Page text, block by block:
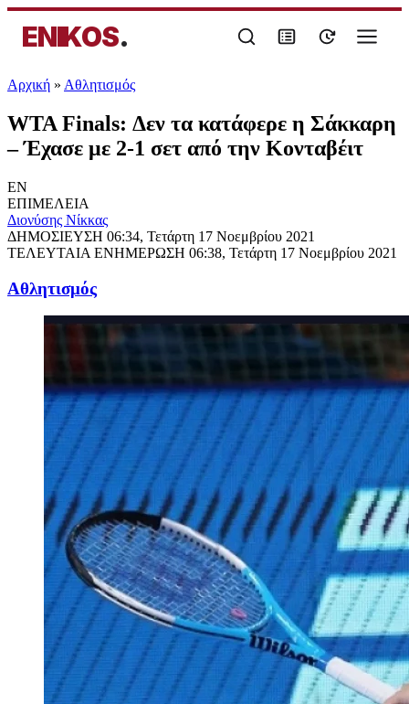
ENIKOS.
Αρχική » Αθλητισμός
WTA Finals: Δεν τα κατάφερε η Σάκκαρη
– Έχασε με 2-1 σετ από την Κονταβέιτ
EN
ΕΠΙΜΕΛΕΙΑ
Διονύσης Νίκκας
ΔΗΜΟΣΙΕΥΣΗ 06:34, Τετάρτη 17 Νοεμβρίου 2021
ΤΕΛΕΥΤΑΙΑ ΕΝΗΜΕΡΩΣΗ 06:38, Τετάρτη 17 Νοεμβρίου 2021
Αθλητισμός